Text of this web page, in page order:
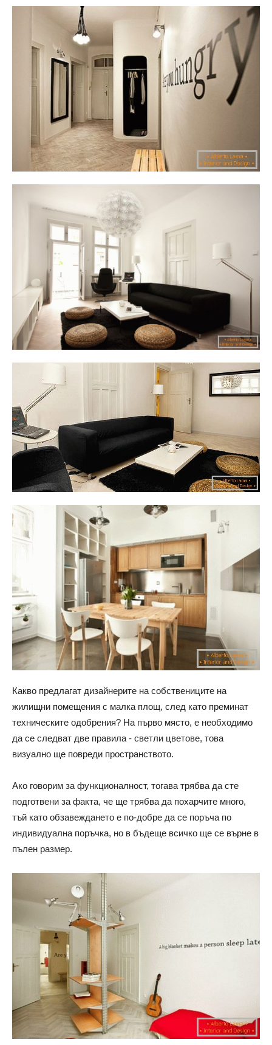
Какво предлагат дизайнерите на собствениците на
жилищни помещения с малка площ, след като преминат
техническите одобрения? На първо място, е необходимо
да се следват две правила - светли цветове, това
визуално ще повреди пространството.
Ако говорим за функционалност, тогава трябва да сте
подготвени за факта, че ще трябва да похарчите много,
тъй като обзавеждането е по-добре да се поръча по
индивидуална поръчка, но в бъдеще всичко ще се върне в
пълен размер.